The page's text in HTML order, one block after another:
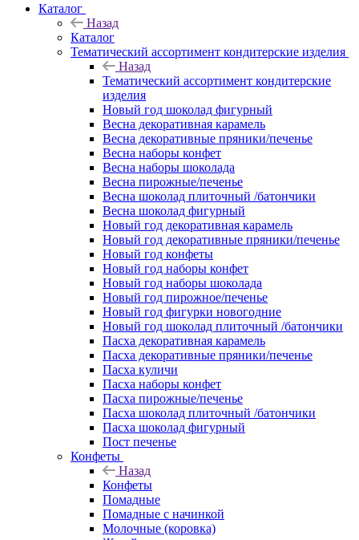
Каталог
Назад
Каталог
Тематический ассортимент кондитерские изделия
Назад
Тематический ассортимент кондитерские
изделия
Новый год шоколад фигурный
Весна декоративная карамель
Весна декоративные пряники/печенье
Весна наборы конфет
Весна наборы шоколада
Весна пирожные/печенье
Весна шоколад плиточный /батончики
Весна шоколад фигурный
Новый год декоративная карамель
Новый год декоративные пряники/печенье
Новый год конфеты
Новый год наборы конфет
Новый год наборы шоколада
Новый год пирожное/печенье
Новый год фигурки новогодние
Новый год шоколад плиточный /батончики
Пасха декоративная карамель
Пасха декоративные пряники/печенье
Пасха куличи
Пасха наборы конфет
Пасха пирожные/печенье
Пасха шоколад плиточный /батончики
Пасха шоколад фигурный
Пост печенье
Конфеты
Назад
Конфеты
Помадные
Помадные с начинкой
Молочные (коровка)